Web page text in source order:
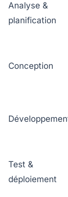
Analyse &
planification
Conception
Test &
déploiement